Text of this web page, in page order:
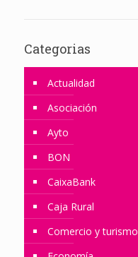
Categorias
Actualidad
Asociación
Ayto
BON
CaixaBank
Caja Rural
Comercio y turismo